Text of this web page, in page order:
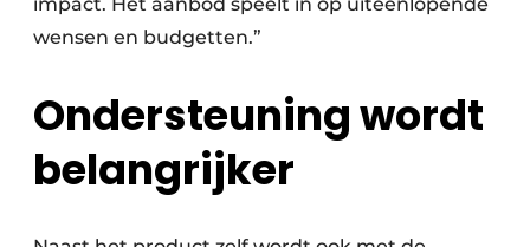
wensen en budgetten.”
Ondersteuning wordt
belangrijker